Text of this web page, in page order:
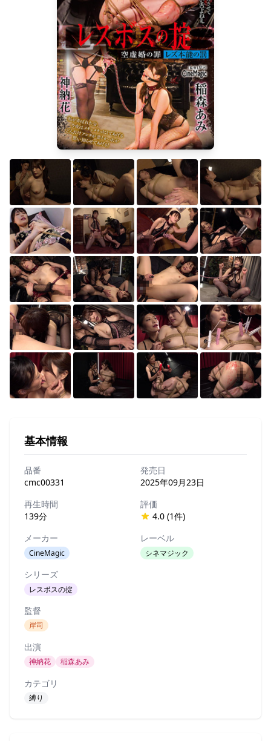
基本情報
品番
cmc00331
発売日
2025年09月23日
再生時間
139分
評価
4.0 (1件)
メーカー
CineMagic
レーベル
シネマジック
シリーズ
レスボスの掟
監督
岸司
出演
神納花 稲森あみ
カテゴリ
縛り